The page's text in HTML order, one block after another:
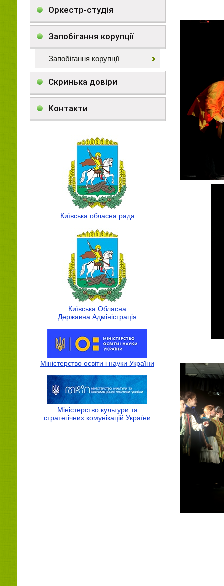
Оркестр-студія
Запобігання корупції
Запобігання корупції
Скринька довіри
Контакти
Київська обласна рада
Київська Обласна
Державна Адмiнiстрацiя
Міністерство освіти і науки України
Міністерство культури та
стратегічних комунікацій України